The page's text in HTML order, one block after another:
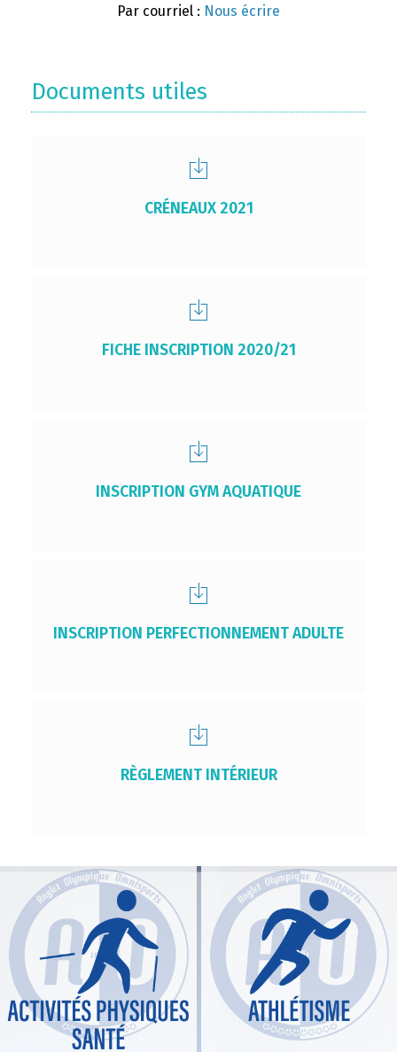
Par courriel : Nous écrire
Documents utiles
CRÉNEAUX 2021
FICHE INSCRIPTION 2020/21
INSCRIPTION GYM AQUATIQUE
INSCRIPTION PERFECTIONNEMENT ADULTE
RÈGLEMENT INTÉRIEUR